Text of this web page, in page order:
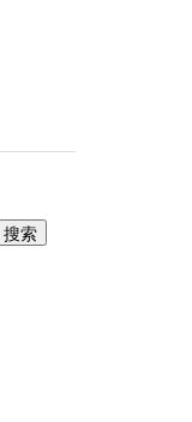
搜索